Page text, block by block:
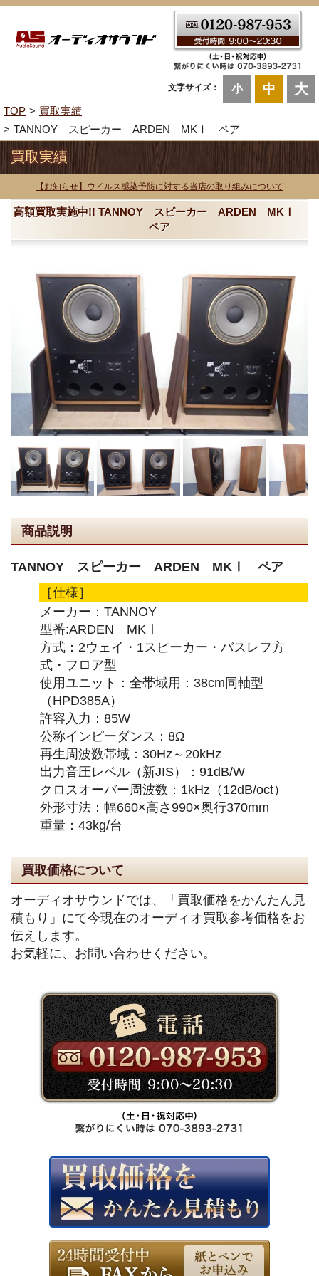
文字サイズ： 小 中 大
TOP
買取実績
TANNOY スピーカー ARDEN MKⅠ ペア
買取実績
【お知らせ】ウイルス感染予防に対する当店の取り組みについて
高額買取実施中!! TANNOY スピーカー ARDEN MKⅠ
ペア
商品説明
TANNOY スピーカー ARDEN MKⅠ ペア
［仕様］
メーカー：TANNOY
型番:ARDEN MKⅠ
方式：2ウェイ・1スピーカー・バスレフ方
式・フロア型
使用ユニット：全帯域用：38cm同軸型
（HPD385A）
許容入力：85W
公称インピーダンス：8Ω
再生周波数帯域：30Hz～20kHz
出力音圧レベル（新JIS）：91dB/W
クロスオーバー周波数：1kHz（12dB/oct）
外形寸法：幅660×高さ990×奥行370mm
重量：43kg/台
買取価格について
オーディオサウンドでは、「買取価格をかんたん見
積もり」にて今現在のオーディオ買取参考価格をお
伝えします。
お気軽に、お問い合わせください。